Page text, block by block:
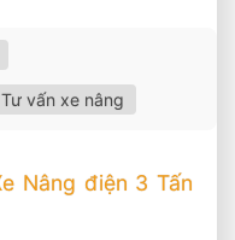
Tư vấn xe nâng